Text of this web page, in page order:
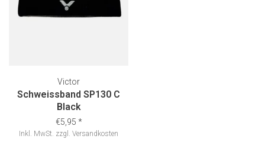
Victor
Schweissband SP130 C
Black
€5,95 *
Inkl. MwSt. zzgl. Versandkosten